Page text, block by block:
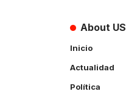
About US
Inicio
Actualidad
Política